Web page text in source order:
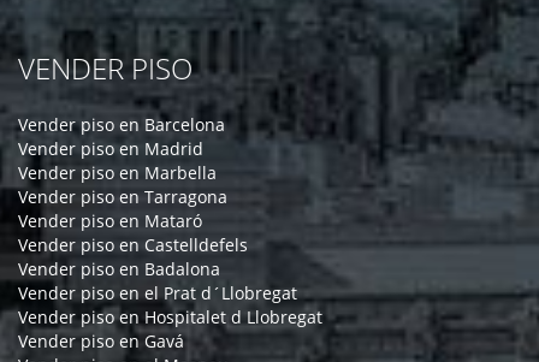
VENDER PISO
Vender piso en Barcelona
Vender piso en Madrid
Vender piso en Marbella
Vender piso en Tarragona
Vender piso en Mataró
Vender piso en Castelldefels
Vender piso en Badalona
Vender piso en el Prat d´Llobregat
Vender piso en Hospitalet d Llobregat
Vender piso en Gavá